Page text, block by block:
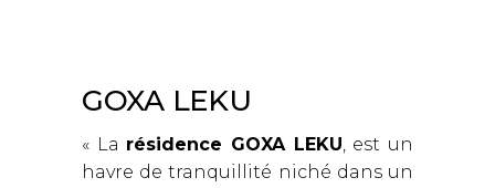
GOXA LEKU
« La résidence GOXA LEKU, est un
havre de tranquillité niché dans un